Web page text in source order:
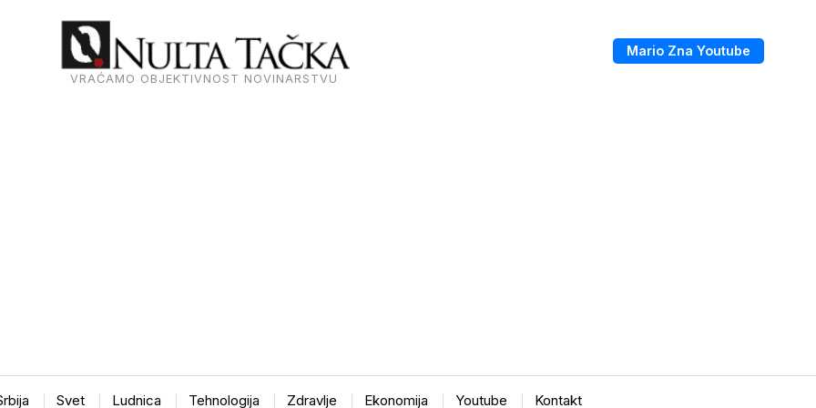
VRAĆAMO OBJEKTIVNOST NOVINARSTVU
Mario Zna Youtube
Svet Ludnica Tehnologija Zdravlje Ekonomija Youtube Kontakt